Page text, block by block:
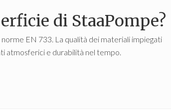
di StaaPompe?
EN 733. La qualità dei materiali impiegati
atmosferici e durabilità nel tempo.